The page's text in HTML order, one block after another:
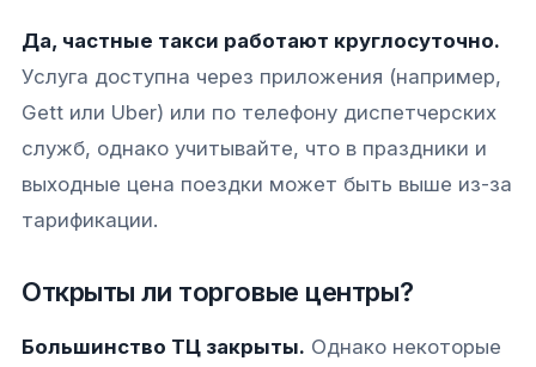
Да, частные такси работают круглосуточно.
Услуга доступна через приложения (например,
Gett или Uber) или по телефону диспетчерских
служб, однако учитывайте, что в праздники и
выходные цена поездки может быть выше из-за
тарификации.
Открыты ли торговые центры?
Большинство ТЦ закрыты. Однако некоторые